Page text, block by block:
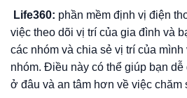
Life360: phần mềm định vị điện
việc theo dõi vị trí của gia đình và
các nhóm và chia sẻ vị trí của
nhóm. Điều này có thể giúp bạn
ở đâu và an tâm hơn về việc chăm